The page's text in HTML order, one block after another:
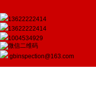
13622222414
13622222414
1004534929
gbinspection@163.com